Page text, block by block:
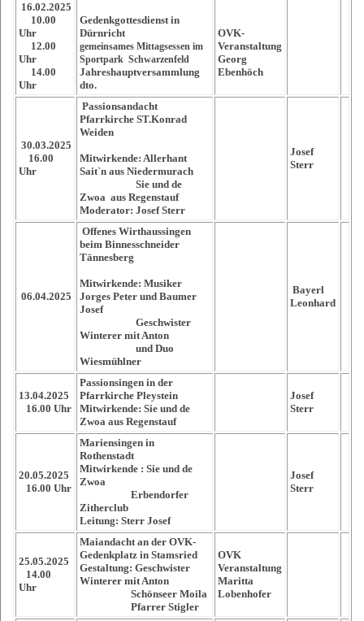
16.02.2025
10.00
Uhr
12.00
Uhr
14.00
Uhr
Gedenkgottesdienst in
Dürnricht
gemeinsames Mittagsessen im
Sportpark Schwarzenfeld
Jahreshauptversammlung
dto.
OVK-
Veranstaltung
Georg
Ebenhöch
30.03.2025
16.00
Uhr
Passionsandacht
Pfarrkirche ST.Konrad
Weiden
Mitwirkende: Allerhant
Sait`n aus Niedermurach
Sie und de
Zwoa aus Regenstauf
Moderator: Josef Sterr
Josef
Sterr
06.04.2025
Offenes Wirthaussingen
beim Binnesschneider
Tännesberg
Mitwirkende: Musiker
Jorges Peter und Baumer
Josef
Geschwister
Winterer mit Anton
und Duo
Wiesmühlner
Bayerl
Leonhard
13.04.2025
16.00 Uhr
Passionsingen in der
Pfarrkirche Pleystein
Mitwirkende: Sie und de
Zwoa aus Regenstauf
Josef
Sterr
20.05.2025
16.00 Uhr
Mariensingen in
Rothenstadt
Mitwirkende : Sie und de
Zwoa
Erbendorfer
Zitherclub
Leitung: Sterr Josef
Josef
Sterr
25.05.2025
14.00
Uhr
Maiandacht an der OVK-
Gedenkplatz in Stamsried
Gestaltung: Geschwister
Winterer mit Anton
Schönseer Moila
Pfarrer Stigler
OVK
Veranstaltung
Maritta
Lobenhofer